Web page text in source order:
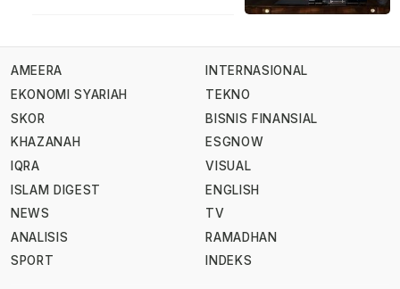
AMEERA
EKONOMI SYARIAH
SKOR
KHAZANAH
IQRA
ISLAM DIGEST
NEWS
ANALISIS
SPORT
INTERNASIONAL
TEKNO
BISNIS FINANSIAL
ESGNOW
VISUAL
ENGLISH
TV
RAMADHAN
INDEKS